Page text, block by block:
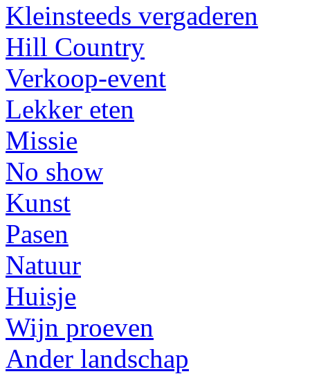
Kleinsteeds vergaderen
Hill Country
Verkoop-event
Lekker eten
Missie
No show
Kunst
Pasen
Natuur
Huisje
Wijn proeven
Ander landschap